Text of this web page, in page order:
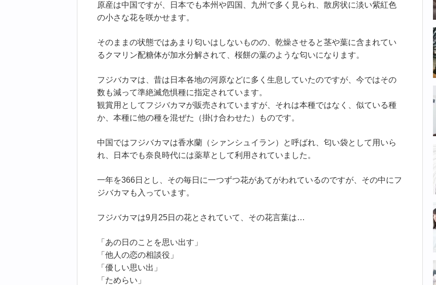
原産は中国ですが、日本でも本州や四国、九州で多く見られ、散房状に淡い紫紅色
の小さな花を咲かせます。
そのままの状態ではあまり匂いはしないものの、乾燥させると茎や葉に含まれてい
るクマリン配糖体が加水分解されて、桜餅の葉のような匂いになります。
フジバカマは、昔は日本各地の河原などに多く生息していたのですが、今ではその
数も減って準絶滅危惧種に指定されています。
観賞用としてフジバカマが販売されていますが、それは本種ではなく、似ている種
か、本種に他の種を混ぜた（掛け合わせた）ものです。
中国ではフジバカマは香水蘭（シァンシュイラン）と呼ばれ、匂い袋として用いら
れ、日本でも奈良時代には薬草として利用されていました。
一年を366日とし、その毎日に一つずつ花があてがわれているのですが、その中にフ
ジバカマも入っています。
フジバカマは9月25日の花とされていて、その花言葉は…
「あの日のことを思い出す」
「他人の恋の相談役」
「優しい思い出」
「ためらい」